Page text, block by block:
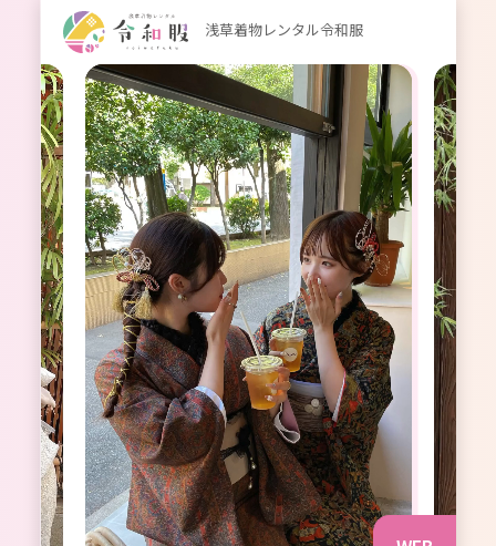
浅草着物レンタル令和服